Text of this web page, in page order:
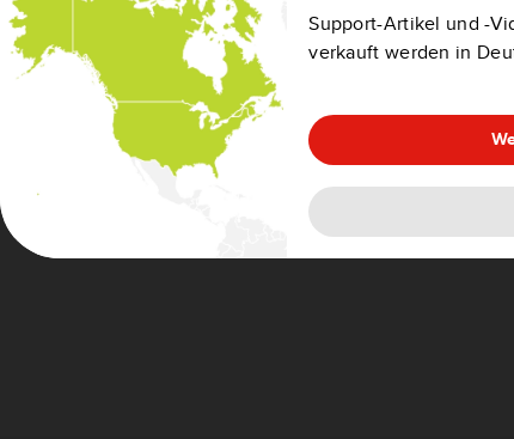
Falls Sie bereits mit Ihrem TomTom-Konto
müssen Sie sich mit Ihrem neuen Passwort
Support-Artikel und -
verkauft werden in